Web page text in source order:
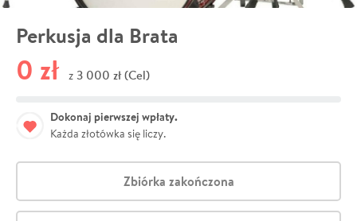
Perkusja dla Brata
0 zł z 3 000 zł (Cel)
Dokonaj pierwszej wpłaty.
Każda złotówka się liczy.
Zbiórka zakończona